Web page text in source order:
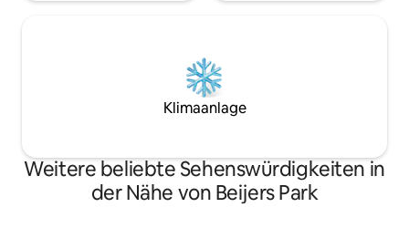
Klimaanlage
Weitere beliebte Sehenswürdigkeiten in
der Nähe von Beijers Park